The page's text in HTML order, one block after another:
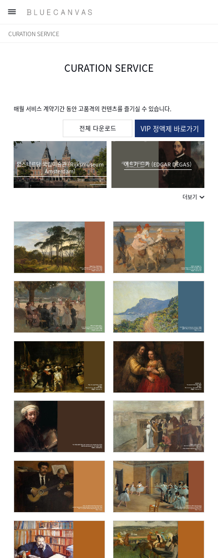

CURATION SERVICE
CURATION SERVICE
매월 서비스 계약기간 동안 고품격의 컨텐츠를 즐기실 수 있습니다.
전체 다운로드 VIP 정액제 바로가기
암스테르담 국립미술관 (Rijksmuseum
Amsterdam)
에드가 드가 (EDGAR DEGAS)
제임스 티소 (James Tissot )
앙리 루소(Henri Rousseau: Pioneer of
Fantasy)
내셔널 갤러리 (The National Gallery,
London)
오르세 미술관 (Musée d’Orsay)
큐비즘: 시각의 전환 (Cubism: Changing
Perspectives)
음악이 흐르는 명화(Masterpiece with
music)
세계의 봄 (Spring in the world) 렘브란트 반 레인 (Rembrandt van Rijn)
에두아르 마네 (Edouard Manet) 종교화 (Holy pictures)
요하네스 베르메르 (Johannes Vermeer)
스웨덴국립미술관 (National Museum
of Sweden)
더보기